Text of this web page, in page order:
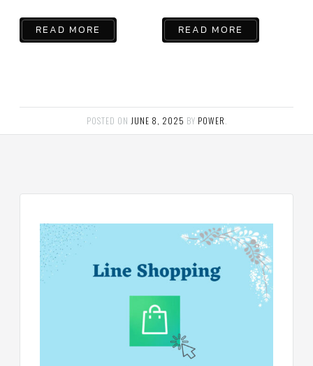
READ MORE READ MORE
POSTED ON JUNE 8, 2025 BY POWER